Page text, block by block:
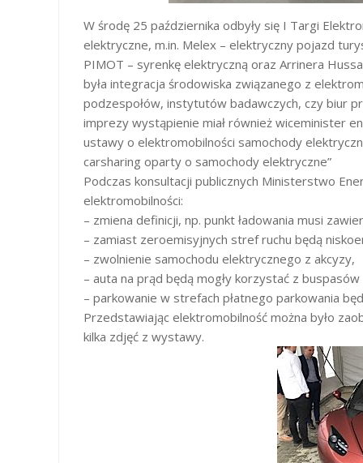
W środę 25 października odbyły się I Targi
elektryczne, m.in. Melex – elektryczny pojazd
PIMOT – syrenkę elektryczną oraz Arrinera
była integracja środowiska związanego z
podzespołów, instytutów badawczych, czy biur
imprezy wystąpienie miał również wiceminister
ustawy o elektromobilności samochody
carsharing oparty o samochody elektryczne”
Podczas konsultacji publicznych Ministerstwo
elektromobilności:
– zmiena definicji, np. punkt ładowania musi
– zamiast zeroemisyjnych stref ruchu będą
– zwolnienie samochodu elektrycznego z akcyzy,
– auta na prąd będą mogły korzystać z
– parkowanie w strefach płatnego parkowania
Przedstawiając elektromobilność można było
kilka zdjęć z wystawy.